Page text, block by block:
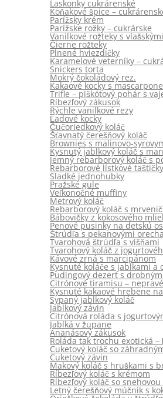
Laskonky cukrárenské
Koňakové špice –
Parížsky krém
Parížske rožky – cukrárske
Vanilkové rožteky s
Čierne rožteky
Plnené hviezdičky
Karamelové veterníky –
Snickers torta
Mokrý čokoládový rez.
Kakaové kocky s
Trifle – piškótový pohár s
Ríbezľový zákusok
Rýchle vanilkové rezy
Ľadové kocky
Čučoriedkový koláč
Šťavnatý čerešňový koláč
Brownies s malinovo-
Kysnutý jablkový koláč s
Jemný rebarborový koláč s
Rebarborové lístkové taštičky
Sladké jednohubky
Pražské gule
Veľkonočné muffiny
Metrový koláč
Rebarborový koláč s
Bábovičky z kokosového
Penové pusinky na detskú
Štrúdľa s pekanovými
Tvarohová štrúdľa s višňami
Tvarohový koláč z
Kávové zrná s marcipánom
Kysnuté koláče s jablkami a
Pudingový dezert s
Citrónové tiramisu – nepravé
Kysnuté kakaové hrebene
Sypaný jablkový koláč
Jablkový závin
Citrónová roláda s
Jablká v župane
Ananásový zákusok
Roláda tak trochu exotická –
Cuketový koláč so
Cuketový závin
Makový koláč s hruškami s
Ríbezľový koláč s krémom
Ríbezľový koláč so
Letný čerešňový múčnik s